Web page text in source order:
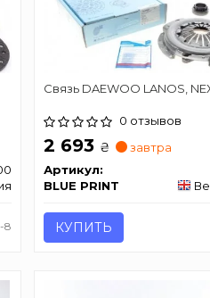
8
Связь DAEWOO LANOS,
0 отзывов
2 693 ₴
завтра
Артикул:
BLUE PRINT
КУПИТЬ